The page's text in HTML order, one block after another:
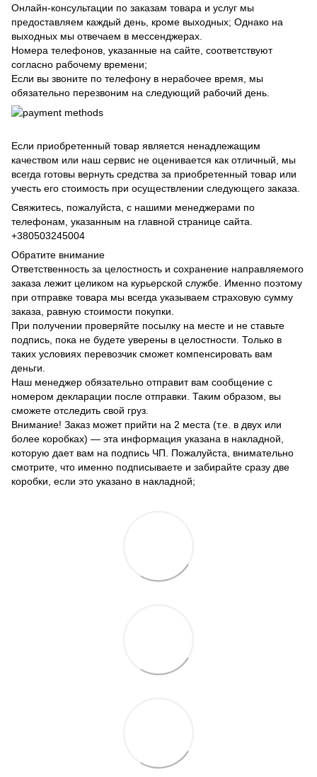
Онлайн-консультации по заказам товара и услуг мы
предоставляем каждый день, кроме выходных; Однако на
выходных мы отвечаем в мессенджерах.
Номера телефонов, указанные на сайте, соответствуют
согласно рабочему времени;
Если вы звоните по телефону в нерабочее время, мы
обязательно перезвоним на следующий рабочий день.
Если приобретенный товар является ненадлежащим
качеством или наш сервис не оценивается как отличный, мы
всегда готовы вернуть средства за приобретенный товар или
учесть его стоимость при осуществлении следующего заказа.
Свяжитесь, пожалуйста, с нашими менеджерами по
телефонам, указанным на главной странице сайта.
+380503245004
Обратите внимание
Ответственность за целостность и сохранение направляемого
заказа лежит целиком на курьерской службе. Именно поэтому
при отправке товара мы всегда указываем страховую сумму
заказа, равную стоимости покупки.
При получении проверяйте посылку на месте и не ставьте
подпись, пока не будете уверены в целостности. Только в
таких условиях перевозчик сможет компенсировать вам
деньги.
Наш менеджер обязательно отправит вам сообщение с
номером декларации после отправки. Таким образом, вы
сможете отследить свой груз.
Внимание! Заказ может прийти на 2 места (т.е. в двух или
более коробках) — эта информация указана в накладной,
которую дает вам на подпись ЧП. Пожалуйста, внимательно
смотрите, что именно подписываете и забирайте сразу две
коробки, если это указано в накладной;